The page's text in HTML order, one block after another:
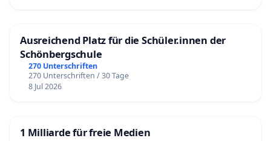
Ausreichend Platz für die Schüler.innen der
Schönbergschule
270 Unterschriften
270 Unterschriften / 30 Tage
8 Jul 2026
1 Milliarde für freie Medien